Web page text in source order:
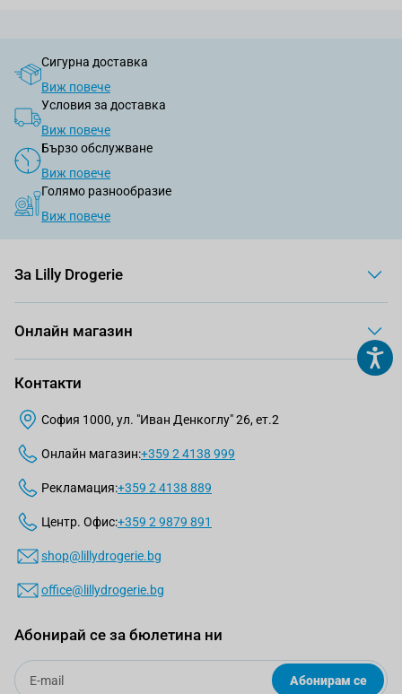
Сигурна доставка
Виж повече
Условия за доставка
Виж повече
Бързо обслужване
Виж повече
Голямо разнообразие
Виж повече
За Lilly Drogerie
Онлайн магазин
Контакти
София 1000, ул. "Иван Денкоглу" 26, ет.2
Онлайн магазин:+359 2 4138 999
Рекламация:+359 2 4138 889
Центр. Офис:+359 2 9879 891
shop@lillydrogerie.bg
office@lillydrogerie.bg
Абонирай се за бюлетина ни
Email
Абонирам се